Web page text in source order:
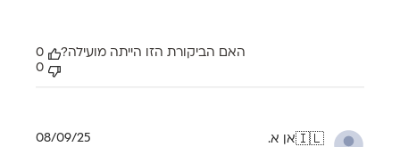
האם הביקורת הזו הייתה מועילה?
0
0
🇮🇱אן א.
תאריך08/09/25